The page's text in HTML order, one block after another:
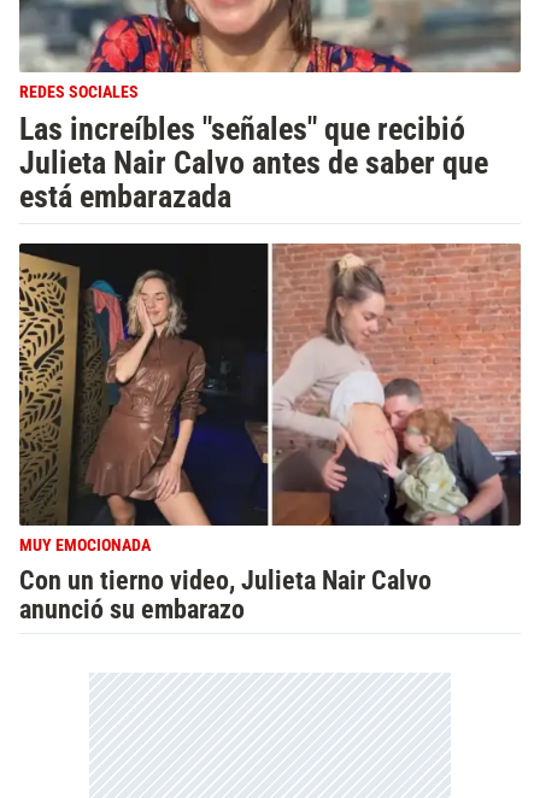
REDES SOCIALES
Las increíbles "señales" que recibió
Julieta Nair Calvo antes de saber que
está embarazada
MUY EMOCIONADA
Con un tierno video, Julieta Nair Calvo
anunció su embarazo